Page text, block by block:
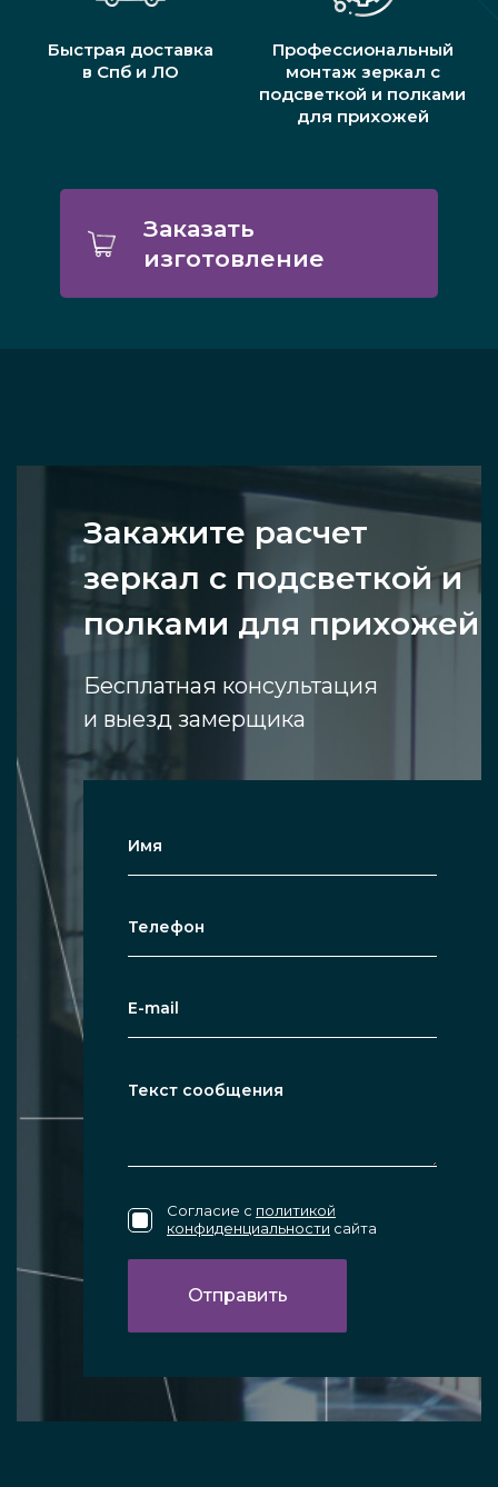
Быстрая доставка
в Спб и ЛО
Профессиональный
монтаж зеркал с
подсветкой и полками
для прихожей
Заказать
изготовление
Закажите расчет
зеркал с подсветкой и
полками для прихожей
Бесплатная консультация
и выезд замерщика
Согласие с политикой
конфиденциальности сайта